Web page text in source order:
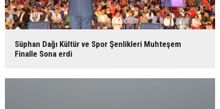
Süphan Dağı Kültür ve Spor Şenlikleri Muhteşem
Finalle Sona erdi